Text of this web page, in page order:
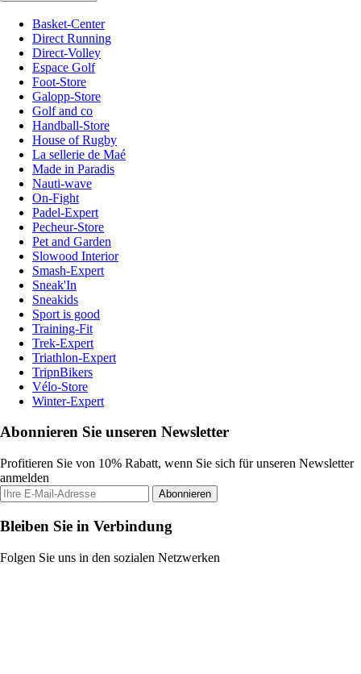
Basket-Center
Direct Running
Direct-Volley
Espace Golf
Foot-Store
Galopp-Store
Golf and co
Handball-Store
House of Rugby
La sellerie de Maé
Made in Paradis
Nauti-wave
On-Fight
Padel-Expert
Pecheur-Store
Pet and Garden
Slowood Interior
Smash-Expert
Sneak'In
Sneakids
Sport is good
Training-Fit
Trek-Expert
Triathlon-Expert
TripnBikers
Vélo-Store
Winter-Expert
Abonnieren Sie unseren Newsletter
Profitieren Sie von 10% Rabatt, wenn Sie sich für unseren Newsletter
anmelden
Abonnieren
Bleiben Sie in Verbindung
Folgen Sie uns in den sozialen Netzwerken